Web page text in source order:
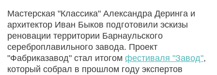
Мастерская "Классика" Александра Деринга и
архитектор Иван Быков подготовили эскизы
реновации территории Барнаульского
сереброплавильного завода. Проект
"Фабриказавод" стал итогом фестиваля "Завод",
который собрал в прошлом году экспертов